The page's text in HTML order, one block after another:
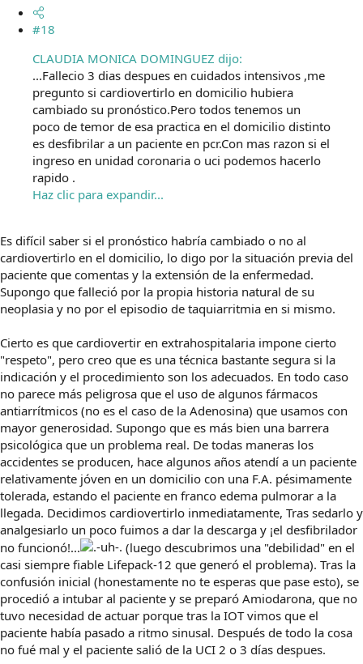
#18
CLAUDIA MONICA DOMINGUEZ dijo:
...Fallecio 3 dias despues en cuidados intensivos ,me
pregunto si cardiovertirlo en domicilio hubiera
cambiado su pronóstico.Pero todos tenemos un
poco de temor de esa practica en el domicilio distinto
es desfibrilar a un paciente en pcr.Con mas razon si el
ingreso en unidad coronaria o uci podemos hacerlo
rapido .
Haz clic para expandir...
Es difícil saber si el pronóstico habría cambiado o no al
cardiovertirlo en el domicilio, lo digo por la situación previa del
paciente que comentas y la extensión de la enfermedad.
Supongo que falleció por la propia historia natural de su
neoplasia y no por el episodio de taquiarritmia en si mismo.
Cierto es que cardiovertir en extrahospitalaria impone cierto
"respeto", pero creo que es una técnica bastante segura si la
indicación y el procedimiento son los adecuados. En todo caso
no parece más peligrosa que el uso de algunos fármacos
antiarrítmicos (no es el caso de la Adenosina) que usamos con
mayor generosidad. Supongo que es más bien una barrera
psicológica que un problema real. De todas maneras los
accidentes se producen, hace algunos años atendí a un paciente
relativamente jóven en un domicilio con una F.A. pésimamente
tolerada, estando el paciente en franco edema pulmorar a la
llegada. Decidimos cardiovertirlo inmediatamente, Tras sedarlo y
analgesiarlo un poco fuimos a dar la descarga y ¡el desfibrilador
no funcionó!...
(luego descubrimos una "debilidad" en el
casi siempre fiable Lifepack-12 que generó el problema). Tras la
confusión inicial (honestamente no te esperas que pase esto), se
procedió a intubar al paciente y se preparó Amiodarona, que no
tuvo necesidad de actuar porque tras la IOT vimos que el
paciente había pasado a ritmo sinusal. Después de todo la cosa
no fué mal y el paciente salió de la UCI 2 o 3 días despues.